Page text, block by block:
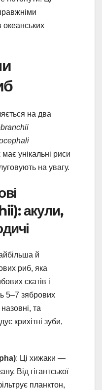
на два
унікальні риси
на увагу.
акули,
й
риб, яка
скатів і
5–7 зябрових
та
крихітні зуби,
: Ці хижаки —
Від гігантської
планктон,